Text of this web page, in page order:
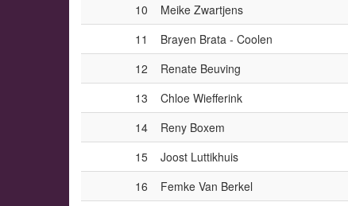
10
Meike Zwartjens
11
Brayen Brata - Coolen
12
Renate Beuving
13
Chloe Wiefferink
14
Reny Boxem
15
Joost Luttikhuis
16
Femke Van Berkel